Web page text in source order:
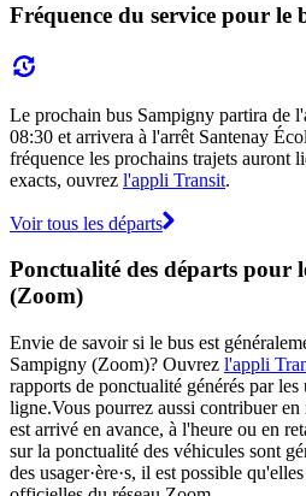
Fréquence du service pour le
Le prochain bus Sampigny partira de
08:30 et arrivera à l'arrêt Santenay
fréquence les prochains trajets auront
exacts, ouvrez l'appli Transit.
Voir tous les départs
Ponctualité des départs pour
(Zoom)
Envie de savoir si le bus est
Sampigny (Zoom)? Ouvrez l'appli
rapports de ponctualité générés par les
ligne.Vous pourrez aussi contribuer
est arrivé en avance, à l'heure ou en
sur la ponctualité des véhicules sont
des usager·ère·s, il est possible